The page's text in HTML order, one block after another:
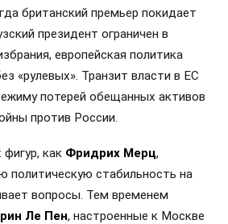
британский премьер покидает
президент ограничен в
европейская политика
«рулевых». Транзит власти в ЕС
потерей обещанных активов
против России.
как Фридрих Мерц,
политическую стабильность на
вопросы. Тем временем
Ле Пен, настроенные к Москве